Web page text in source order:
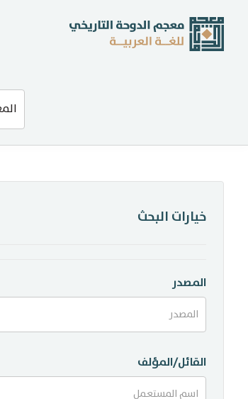
إحصاءات
منشورات
تواصل معنا
خيارات البحث
المصدر
المصدر
القائل/المؤلف
اسم المستعمل